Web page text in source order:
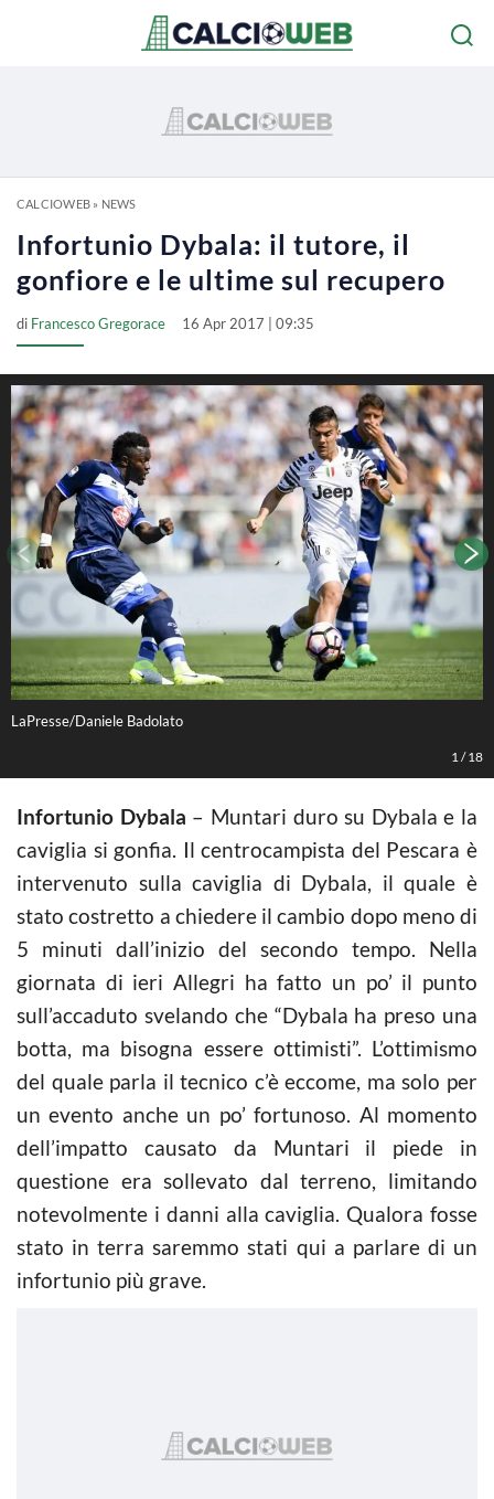
CALCIOWEB» NEWS
Infortunio Dybala: il tutore, il
gonfiore e le ultime sul recupero
di Francesco Gregorace 16 Apr 2017 | 09:35
LaPresse/Daniele Badolato
1 /18
Infortunio Dybala – Muntari duro su Dybala e la
caviglia si gonfia. Il centrocampista del Pescara è
intervenuto sulla caviglia di Dybala, il quale è
stato costretto a chiedere il cambio dopo meno di
5 minuti dall’inizio del secondo tempo. Nella
giornata di ieri Allegri ha fatto un po’ il punto
sull’accaduto svelando che “Dybala ha preso una
botta, ma bisogna essere ottimisti”. L’ottimismo
del quale parla il tecnico c’è eccome, ma solo per
un evento anche un po’ fortunoso. Al momento
dell’impatto causato da Muntari il piede in
questione era sollevato dal terreno, limitando
notevolmente i danni alla caviglia. Qualora fosse
stato in terra saremmo stati qui a parlare di un
infortunio più grave.